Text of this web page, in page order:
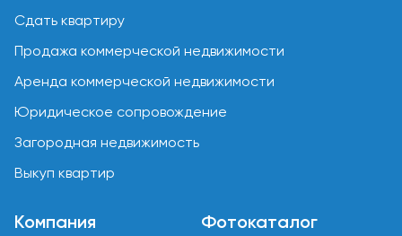
Сдать квартиру
Продажа коммерческой недвижимости
Аренда коммерческой недвижимости
Юридическое сопровождение
Загородная недвижимость
Выкуп квартир
Компания Фотокаталог